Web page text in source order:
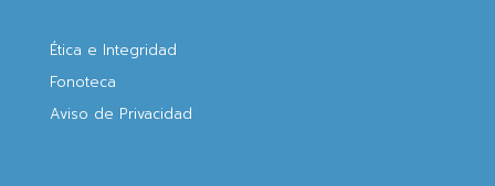
Ética e Integridad
Fonoteca
Aviso de Privacidad